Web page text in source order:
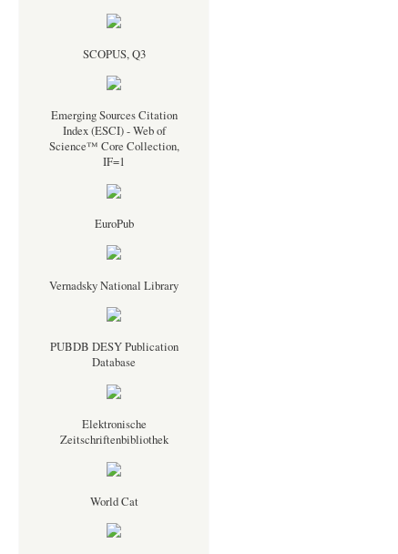
SCOPUS, Q3
Emerging Sources Citation
Index (ESCI) - Web of
Science™ Core Collection,
IF=1
EuroPub
Vernadsky National Library
PUBDB DESY Publication
Database
Elektronische
Zeitschriftenbibliothek
World Cat